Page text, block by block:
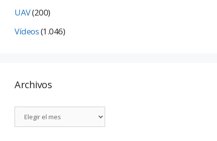
UAV(200)
Vídeos(1.046)
Archivos